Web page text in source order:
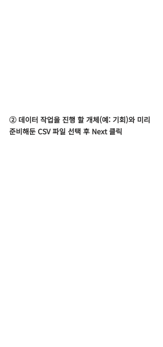
② 데이터 작업을 진행 할 개체(예: 기회)와 미리
준비해둔 CSV 파일 선택 후 Next 클릭